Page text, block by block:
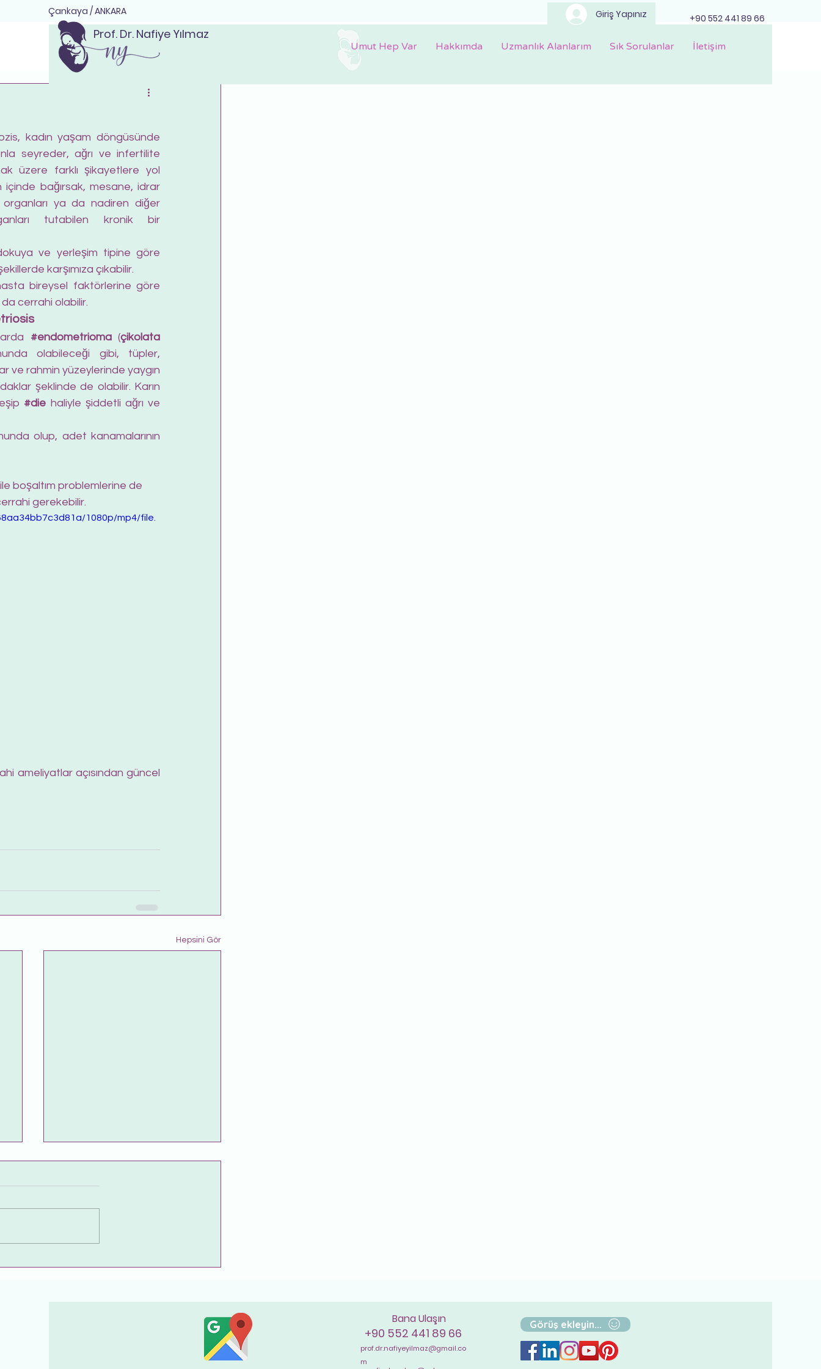
Çankaya / ANKARA
+90 552 441 89 66
Giriş Yapınız
Prof. Dr. Nafiye Yılmaz
Umut Hep Var Hakkımda Uzmanlık Alanlarım Sık Sorulanlar İletişim
kadın yaşam döngüsünde
seyreder, ağrı ve infertilite
üzere farklı şikayetlere yol
içinde bağırsak, mesane, idrar
organları ya da nadiren diğer
tutabilen kronik bir
ve yerleşim tipine göre
karşımıza çıkabilir.
bireysel faktörlerine göre
cerrahi olabilir.
#endometrioma (çikolata
olabileceği gibi, tüpler,
ve rahmin yüzeylerinde yaygın
şeklinde de olabilir. Karın
#die haliyle şiddetli ağrı ve
olup, adet kanamalarının
boşaltım problemlerine de
gerekebilir.
1080p/mp4/file.
ameliyatlar açısından güncel
Hepsini Gör
Bana Ulaşın
+90 552 441 89 66
prof.dr.nafiyeyilmaz@gmail.co
m
Görüş ekleyin...